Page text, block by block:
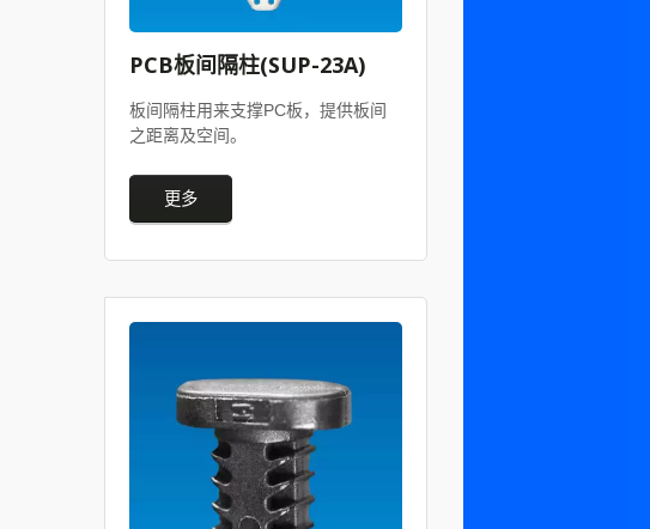
PCB板间隔柱(SUP-23A)
板间隔柱用来支撑PC板，提供板间
之距离及空间。
更多